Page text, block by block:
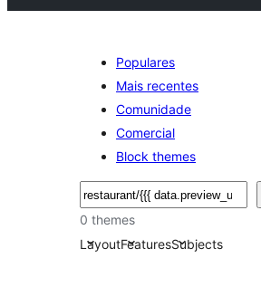
Populares
Mais recentes
Comunidade
Comercial
Block themes
Pesquisar
0 themes
LayoutFeaturesSubjects